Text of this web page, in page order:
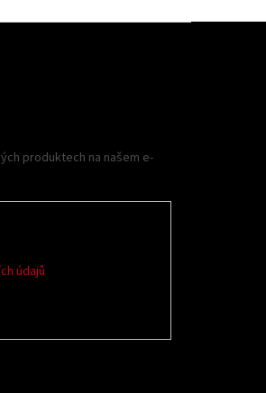
produktech na našem e-
údajů